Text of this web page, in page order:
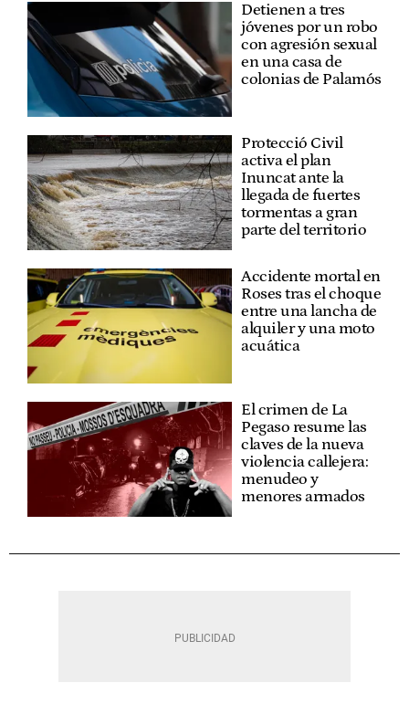
Detienen a tres
jóvenes por un robo
con agresión sexual
en una casa de
colonias de Palamós
Protecció Civil
activa el plan
Inuncat ante la
llegada de fuertes
tormentas a gran
parte del territorio
Accidente mortal en
Roses tras el choque
entre una lancha de
alquiler y una moto
acuática
El crimen de La
Pegaso resume las
claves de la nueva
violencia callejera:
menudeo y
menores armados